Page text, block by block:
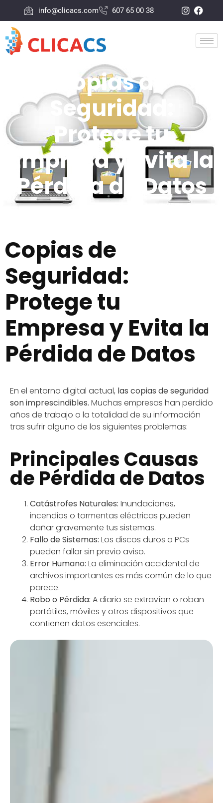
info@clicacs.com 607 65 00 38
Copias de
Seguridad:
Protege tu
Empresa y Evita la
Pérdida de Datos
Copias de
Seguridad:
Protege tu
Empresa y Evita la
Pérdida de Datos
En el entorno digital actual, las copias de seguridad
son imprescindibles. Muchas empresas han perdido
años de trabajo o la totalidad de su información
tras sufrir alguno de los siguientes problemas:
Principales Causas
de Pérdida de Datos
Catástrofes Naturales: Inundaciones,
incendios o tormentas eléctricas pueden
dañar gravemente tus sistemas.
Fallo de Sistemas: Los discos duros o PCs
pueden fallar sin previo aviso.
Error Humano: La eliminación accidental de
archivos importantes es más común de lo que
parece.
Robo o Pérdida: A diario se extravían o roban
portátiles, móviles y otros dispositivos que
contienen datos esenciales.